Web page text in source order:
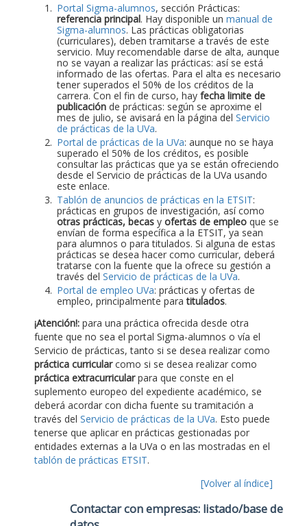
Portal Sigma-alumnos, sección Prácticas:
referencia principal. Hay disponible un manual de
Sigma-alumnos. Las prácticas obligatorias
(curriculares), deben tramitarse a través de este
servicio. Muy recomendable darse de alta, aunque
no se vayan a realizar las prácticas: así se está
informado de las ofertas. Para el alta es necesario
tener superados el 50% de los créditos de la
carrera. Con el fin de curso, hay fecha limite de
publicación de prácticas: según se aproxime el
mes de julio, se avisará en la página del Servicio
de prácticas de la UVa.
Portal de prácticas de la UVa: aunque no se haya
superado el 50% de los créditos, es posible
consultar las prácticas que ya se están ofreciendo
desde el Servicio de prácticas de la UVa usando
este enlace.
Tablón de anuncios de prácticas en la ETSIT:
prácticas en grupos de investigación, así como
otras prácticas, becas y ofertas de empleo que se
envían de forma específica a la ETSIT, ya sean
para alumnos o para titulados. Si alguna de estas
prácticas se desea hacer como curricular, deberá
tratarse con la fuente que la ofrece su gestión a
través del Servicio de prácticas de la UVa.
Portal de empleo UVa: prácticas y ofertas de
empleo, principalmente paratitulados.
¡Atención!: para una práctica ofrecida desde otra
fuente que no sea el portal Sigma-alumnos o vía el
Servicio de prácticas, tanto si se desea realizar como
práctica curricularcomo si se desea realizar como
práctica extracurricularpara que conste en el
suplemento europeo del expediente académico, se
deberá acordar con dicha fuente su tramitación a
través del Servicio de prácticas de la UVa. Esto puede
tenerse que aplicar en prácticas gestionadas por
entidades externas a la UVa o en las mostradas en el
tablón de prácticas ETSIT.
[Volver al índice]
Contactar con empresas: listado/base de